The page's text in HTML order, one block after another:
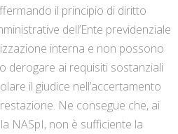
il principio di diritto
dell’Ente previdenziale
interna e non possono
derogare ai requisiti sostanziali
il giudice nell’accertamento
Ne consegue che, ai
NASpI, non è sufficiente la